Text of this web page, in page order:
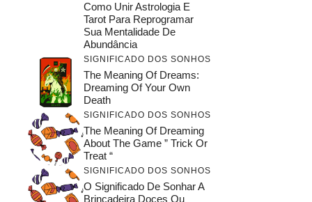
Como Unir Astrologia E
Tarot Para Reprogramar
Sua Mentalidade De
Abundância
SIGNIFICADO DOS SONHOS
The Meaning Of Dreams:
Dreaming Of Your Own
Death
SIGNIFICADO DOS SONHOS
The Meaning Of Dreaming
About The Game ” Trick Or
Treat “
SIGNIFICADO DOS SONHOS
O Significado De Sonhar A
Brincadeira Doces Ou